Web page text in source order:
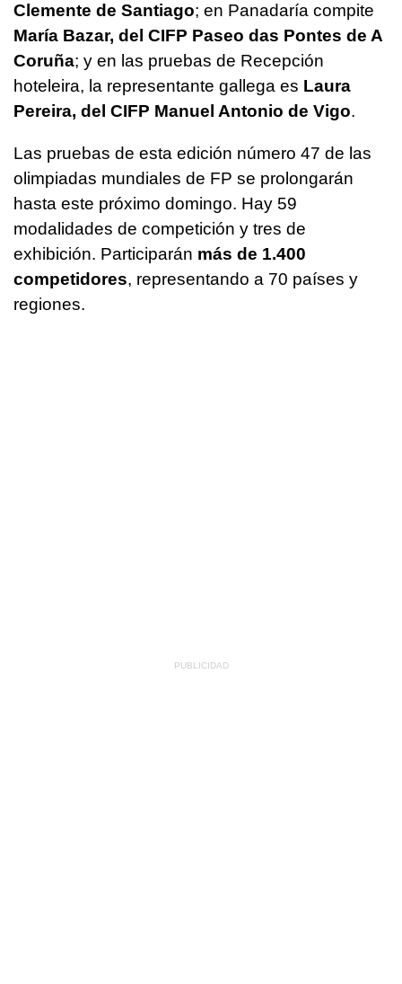
Clemente de Santiago; en Panadaría compite
María Bazar, del CIFP Paseo das Pontes de A
Coruña; y en las pruebas de Recepción
hoteleira, la representante gallega es Laura
Pereira, del CIFP Manuel Antonio de Vigo.
Las pruebas de esta edición número 47 de las
olimpiadas mundiales de FP se prolongarán
hasta este próximo domingo. Hay 59
modalidades de competición y tres de
exhibición. Participarán más de 1.400
competidores, representando a 70 países y
regiones.